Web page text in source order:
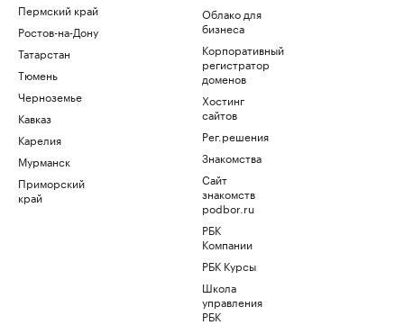
Пермский край
Ростов-на-Дону
Татарстан
Тюмень
Черноземье
Кавказ
Карелия
Мурманск
Приморский
край
Облако для
бизнеса
Корпоративный
регистратор
доменов
Хостинг
сайтов
Рег.решения
Знакомства
Сайт
знакомств
podbor.ru
РБК
Компании
РБК Курсы
Школа
управления
РБК